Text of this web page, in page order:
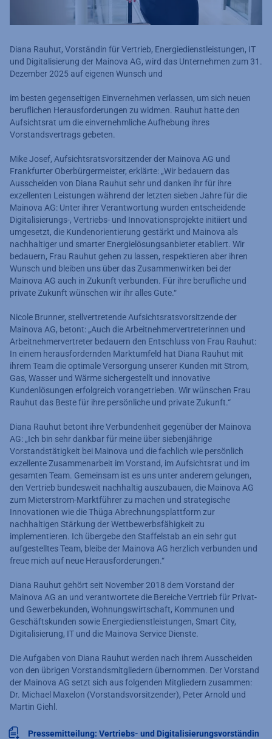
Diana Rauhut, Vorständin für Vertrieb, Energiedienstleistungen, IT
und Digitalisierung der Mainova AG, wird das Unternehmen zum 31.
Dezember 2025 auf eigenen Wunsch und
im besten gegenseitigen Einvernehmen verlassen, um sich neuen
beruflichen Herausforderungen zu widmen. Rauhut hatte den
Aufsichtsrat um die einvernehmliche Aufhebung ihres
Vorstandsvertrags gebeten.
Mike Josef, Aufsichtsratsvorsitzender der Mainova AG und
Frankfurter Oberbürgermeister, erklärte: „Wir bedauern das
Ausscheiden von Diana Rauhut sehr und danken ihr für ihre
exzellenten Leistungen während der letzten sieben Jahre für die
Mainova AG: Unter ihrer Verantwortung wurden entscheidende
Digitalisierungs-, Vertriebs- und Innovationsprojekte initiiert und
umgesetzt, die Kundenorientierung gestärkt und Mainova als
nachhaltiger und smarter Energielösungsanbieter etabliert. Wir
bedauern, Frau Rauhut gehen zu lassen, respektieren aber ihren
Wunsch und bleiben uns über das Zusammenwirken bei der
Mainova AG auch in Zukunft verbunden. Für ihre berufliche und
private Zukunft wünschen wir ihr alles Gute.“
Nicole Brunner, stellvertretende Aufsichtsratsvorsitzende der
Mainova AG, betont: „Auch die Arbeitnehmervertreterinnen und
Arbeitnehmervertreter bedauern den Entschluss von Frau Rauhut:
In einem herausfordernden Marktumfeld hat Diana Rauhut mit
ihrem Team die optimale Versorgung unserer Kunden mit Strom,
Gas, Wasser und Wärme sichergestellt und innovative
Kundenlösungen erfolgreich vorangetrieben. Wir wünschen Frau
Rauhut das Beste für ihre persönliche und private Zukunft.“
Diana Rauhut betont ihre Verbundenheit gegenüber der Mainova
AG: „Ich bin sehr dankbar für meine über siebenjährige
Vorstandstätigkeit bei Mainova und die fachlich wie persönlich
exzellente Zusammenarbeit im Vorstand, im Aufsichtsrat und im
gesamten Team. Gemeinsam ist es uns unter anderem gelungen,
den Vertrieb bundesweit nachhaltig auszubauen, die Mainova AG
zum Mieterstrom-Marktführer zu machen und strategische
Innovationen wie die Thüga Abrechnungsplattform zur
nachhaltigen Stärkung der Wettbewerbsfähigkeit zu
implementieren. Ich übergebe den Staffelstab an ein sehr gut
aufgestelltes Team, bleibe der Mainova AG herzlich verbunden und
freue mich auf neue Herausforderungen.“
Diana Rauhut gehört seit November 2018 dem Vorstand der
Mainova AG an und verantwortete die Bereiche Vertrieb für Privat-
und Gewerbekunden, Wohnungswirtschaft, Kommunen und
Geschäftskunden sowie Energiedienstleistungen, Smart City,
Digitalisierung, IT und die Mainova Service Dienste.
Die Aufgaben von Diana Rauhut werden nach ihrem Ausscheiden
von den übrigen Vorstandsmitgliedern übernommen. Der Vorstand
der Mainova AG setzt sich aus folgenden Mitgliedern zusammen:
Dr. Michael Maxelon (Vorstandsvorsitzender), Peter Arnold und
Martin Giehl.
Pressemitteilung: Vertriebs- und Digitalisierungsvorständin